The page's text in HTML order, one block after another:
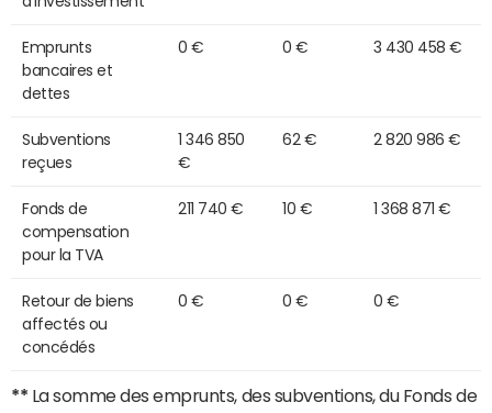
Emprunts
bancaires et
dettes
0 € 0 € 3 430 458 €
Subventions
reçues
1 346 850
€
62 € 2 820 986 €
Fonds de
compensation
pour la TVA
211 740 € 10 € 1 368 871 €
Retour de biens
affectés ou
concédés
0 € 0 € 0 €
** La somme des emprunts, des subventions, du Fonds de